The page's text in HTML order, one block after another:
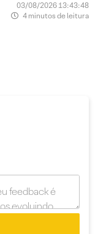
03/08/2026 13:43:48
4 minutos de leitura